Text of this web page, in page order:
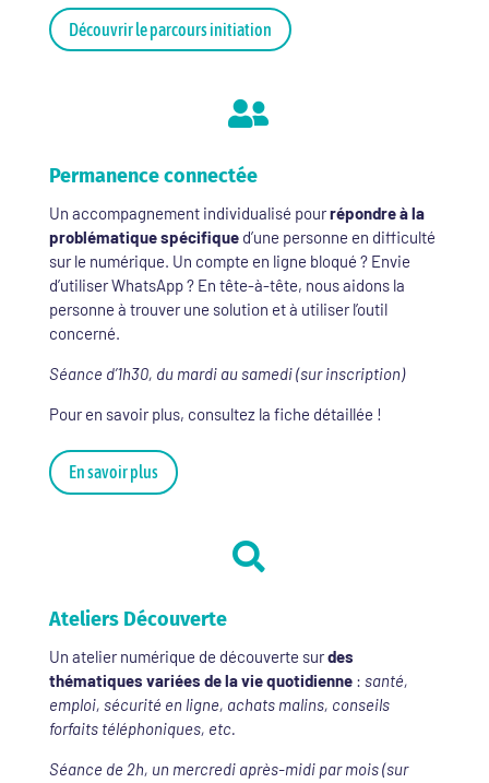
Découvrir le parcours initiation

Permanence connectée
Un accompagnement individualisé pourrépondre à la
problématique spécifiqued’une personne en difficulté
sur le numérique. Un compte en ligne bloqué ? Envie
d’utiliser WhatsApp ? En tête-à-tête, nous aidons la
personne à trouver une solution et à utiliser l’outil
concerné.
Séance d’1h30, du mardi au samedi (sur inscription)
Pour en savoir plus, consultez la fiche détaillée !
En savoir plus

Ateliers Découverte
Un atelier numérique de découverte surdes
thématiques variées de la vie quotidienne: santé,
emploi, sécurité en ligne, achats malins, conseils
forfaits téléphoniques, etc.
Séance de 2h, un mercredi après-midi par mois (sur